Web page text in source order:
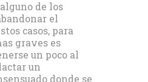
de los
el
casos, para
graves es
un poco al
un
donde se